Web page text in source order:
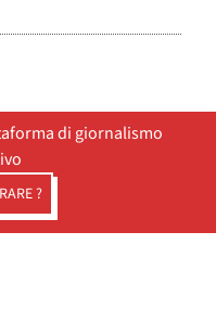
di giornalismo
?